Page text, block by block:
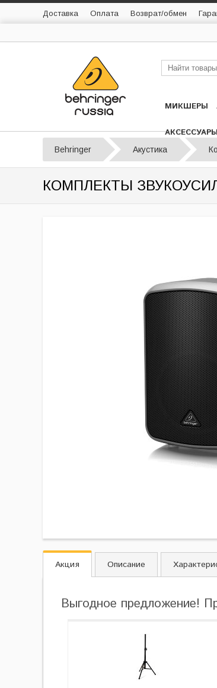
Доставка Оплата Возврат/обмен
МИКШЕРЫ
Behringer Акустика
КОМПЛЕКТЫ
Акция Описание
Выгодное предложение!